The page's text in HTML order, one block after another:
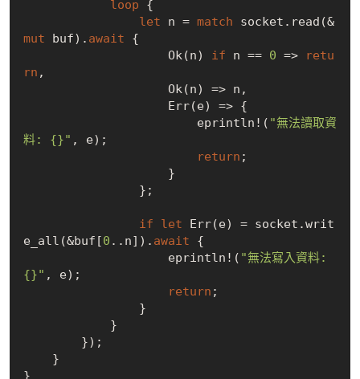
loop {
let n = match socket.read(&
mut buf). await {
Ok(n) if n == 0 =>
retu
rn ,
Ok(n) => n,
Err(e) => {
                        eprintln!(
"無法讀取資
料: {}" , e);
return ;
if let Err(e) = socket.writ
e_all(&buf[0 ..n]). await {
                    eprintln!(
"無法寫入資料:
{}" , e);
return ;